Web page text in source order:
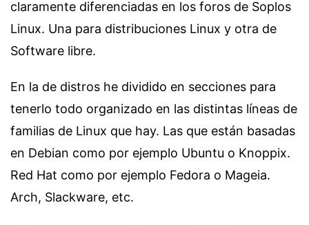
claramente diferenciadas en los foros de Soplos
Linux. Una para distribuciones Linux y otra de
Software libre.
En la de distros he dividido en secciones para
tenerlo todo organizado en las distintas líneas de
familias de Linux que hay. Las que están basadas
en Debian como por ejemplo Ubuntu o Knoppix.
Red Hat como por ejemplo Fedora o Mageia.
Arch, Slackware, etc.